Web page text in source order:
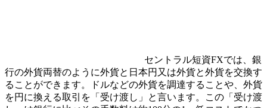
セントラル短資FXでは、銀
行の外貨両替のように外貨と日本円又は外貨と外貨を交換す
ることができます。ドルなどの外貨を調達することや、外貨
を円に換える取引を「受け渡し」と言います。この「受け渡